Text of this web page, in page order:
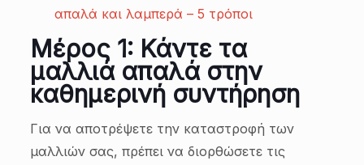
απαλά και λαμπερά – 5 τρόποι
Μέρος 1: Κάντε τα
μαλλιά απαλά στην
καθημερινή συντήρηση
Για να αποτρέψετε την καταστροφή των
μαλλιών σας, πρέπει να διορθώσετε τις